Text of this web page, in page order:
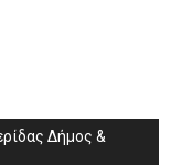
Δήμος &